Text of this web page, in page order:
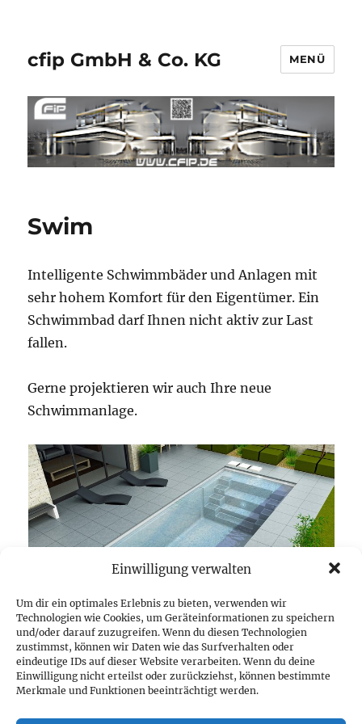
Einwilligung verwalten
Um dir ein optimales Erlebnis zu bieten, verwenden wir
Technologien wie Cookies, um Geräteinformationen zu speichern
und/oder darauf zuzugreifen. Wenn du diesen Technologien
zustimmst, können wir Daten wie das Surfverhalten oder
eindeutige IDs auf dieser Website verarbeiten. Wenn du deine
Einwilligung nicht erteilst oder zurückziehst, können bestimmte
Merkmale und Funktionen beeinträchtigt werden.
cfip GmbH & Co. KG MENÜ
Swim
Intelligente Schwimmbäder und Anlagen mit
sehr hohem Komfort für den Eigentümer. Ein
Schwimmbad darf Ihnen nicht aktiv zur Last
fallen.
Gerne projektieren wir auch Ihre neue
Schwimmanlage.
Ebenfalls betreuen wir auch gerne Ihre
Bestandsanlage mit der Lieferung von Zubehör,